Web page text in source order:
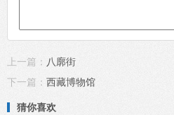
上一篇： 八廓街
下一篇： 西藏博物馆
猜你喜欢